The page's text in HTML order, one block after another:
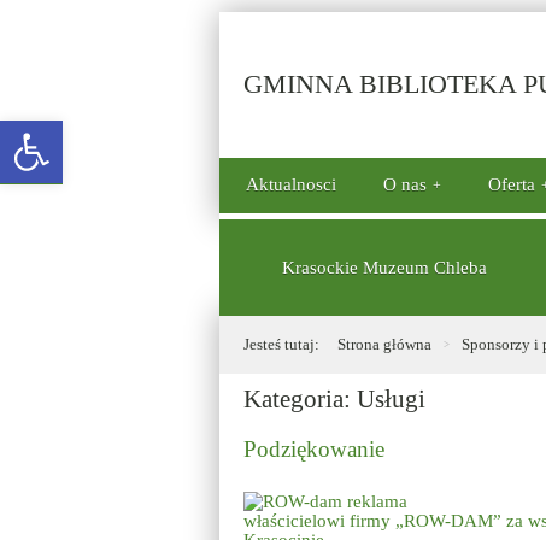
Open toolbar
GMINNA BIBLIOTEKA
Aktualnosci O nas Oferta
Krasockie Muzeum Chleba
Jesteś tutaj: Strona główna Sponsorzy
Kategoria: Usługi
Podziękowanie
właścicielowi firmy „ROW-DAM” za